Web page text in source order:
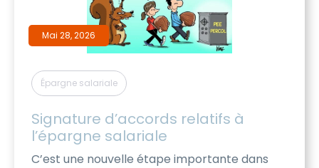
Mai 28, 2026
Épargne salariale
Signature d’accords relatifs à
l’épargne salariale
C’est une nouvelle étape importante dans